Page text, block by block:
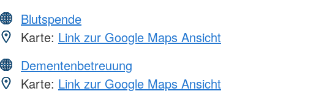
Blutspende
Karte: Link zur Google Maps Ansicht
Dementenbetreuung
Karte: Link zur Google Maps Ansicht